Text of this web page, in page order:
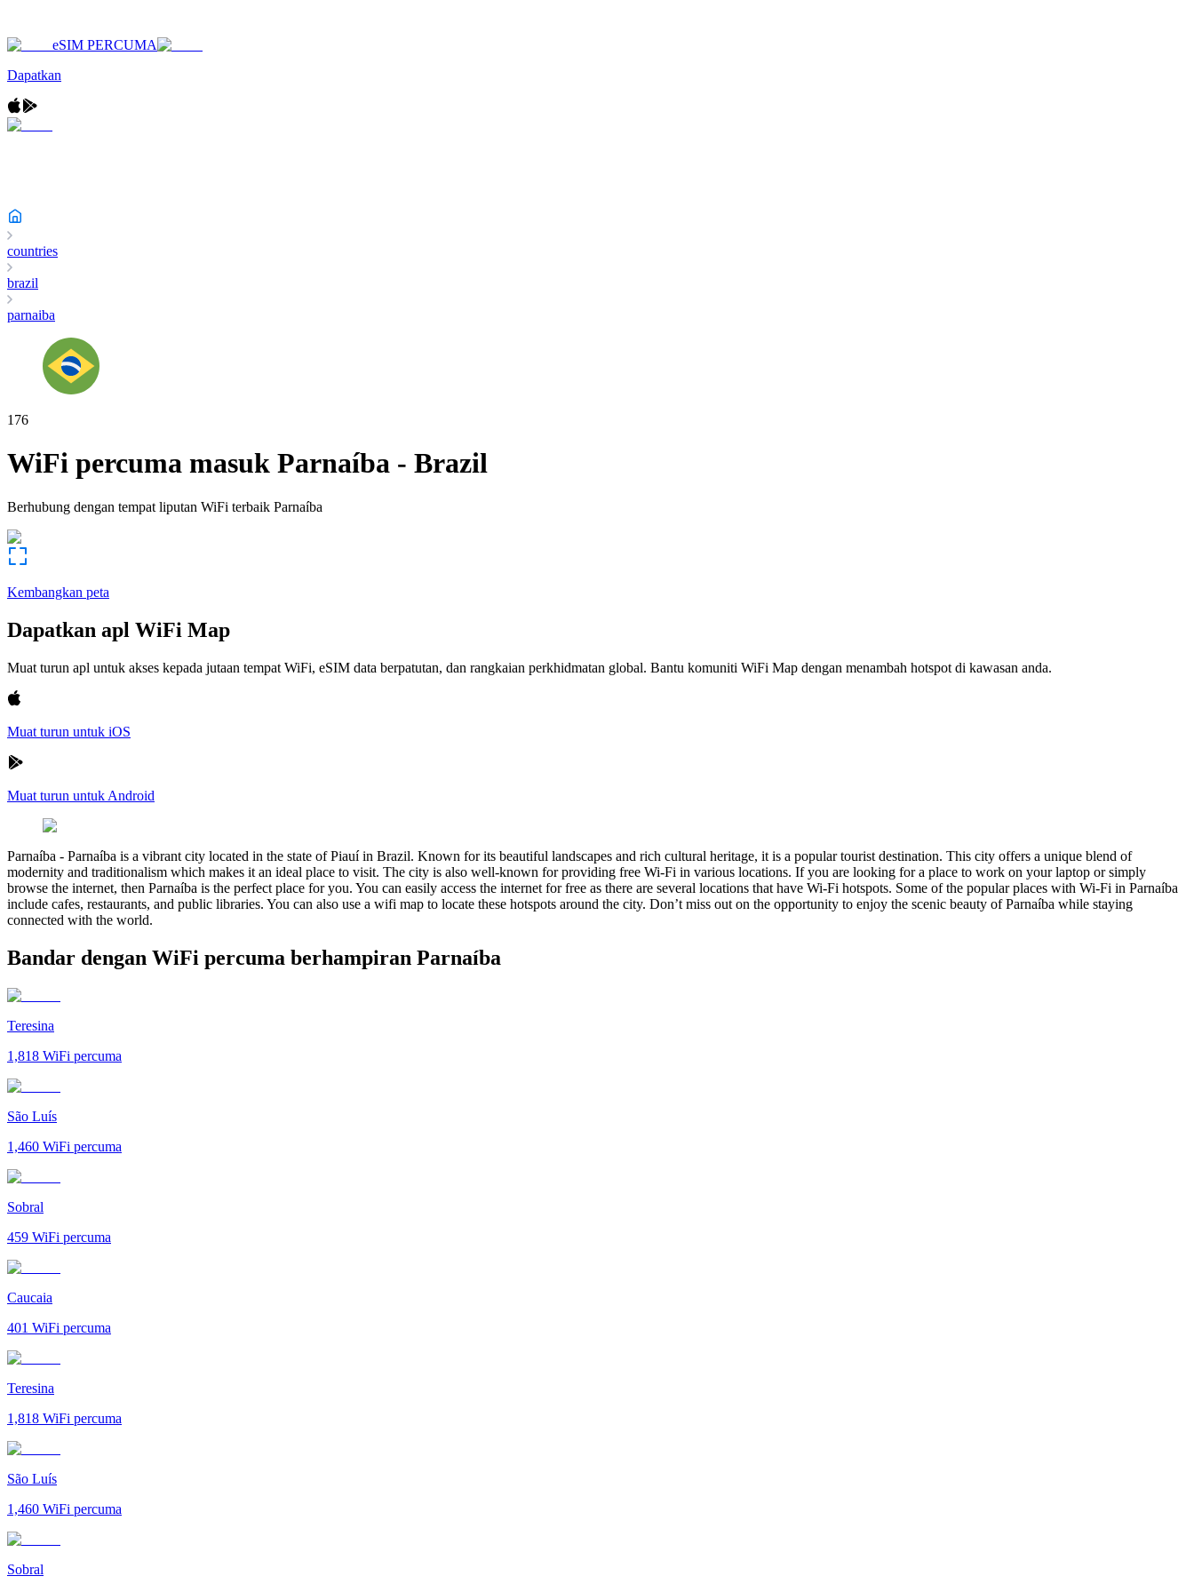
eSIM PERCUMA
Dapatkan
countries
brazil
parnaiba
176
WiFi percuma masuk Parnaíba - Brazil
Berhubung dengan tempat liputan WiFi terbaik Parnaíba
Kembangkan peta
Dapatkan apl WiFi Map
Muat turun apl untuk akses kepada jutaan tempat WiFi, eSIM data berpatutan, dan rangkaian perkhidmatan global. Bantu komuniti WiFi Map dengan menambah hotspot di kawasan anda.
Muat turun untuk iOS
Muat turun untuk Android
Parnaíba - Parnaíba is a vibrant city located in the state of Piauí in Brazil. Known for its beautiful landscapes and rich cultural heritage, it is a popular tourist destination. This city offers a unique blend of
modernity and traditionalism which makes it an ideal place to visit. The city is also well-known for providing free Wi-Fi in various locations. If you are looking for a place to work on your laptop or simply
browse the internet, then Parnaíba is the perfect place for you. You can easily access the internet for free as there are several locations that have Wi-Fi hotspots. Some of the popular places with Wi-Fi in Parnaíba
include cafes, restaurants, and public libraries. You can also use a wifi map to locate these hotspots around the city. Don’t miss out on the opportunity to enjoy the scenic beauty of Parnaíba while staying
connected with the world.
Bandar dengan WiFi percuma berhampiran Parnaíba
Teresina
1,818 WiFi percuma
São Luís
1,460 WiFi percuma
Sobral
459 WiFi percuma
Caucaia
401 WiFi percuma
Teresina
1,818 WiFi percuma
São Luís
1,460 WiFi percuma
Sobral